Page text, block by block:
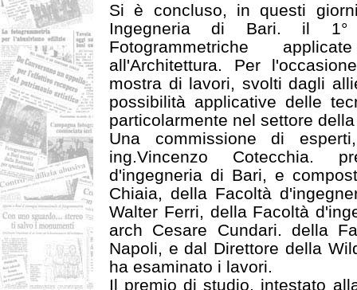
Si è concluso, in questi
Ingegneria di Bari. il 1°
Fotogrammetriche
all'Architettura. Per
mostra di lavori, svolti dagli
possibilità applicative delle
particolarmente nel settore
Una commissione di
ing.Vincenzo Cotecchia.
d'ingegneria di Bari, e
Chiaia, della Facoltà
Walter Ferri, della Facoltà
arch Cesare Cundari. della
Napoli, e dal Direttore della
ha esaminato i lavori.
Il premio di studio, intestato